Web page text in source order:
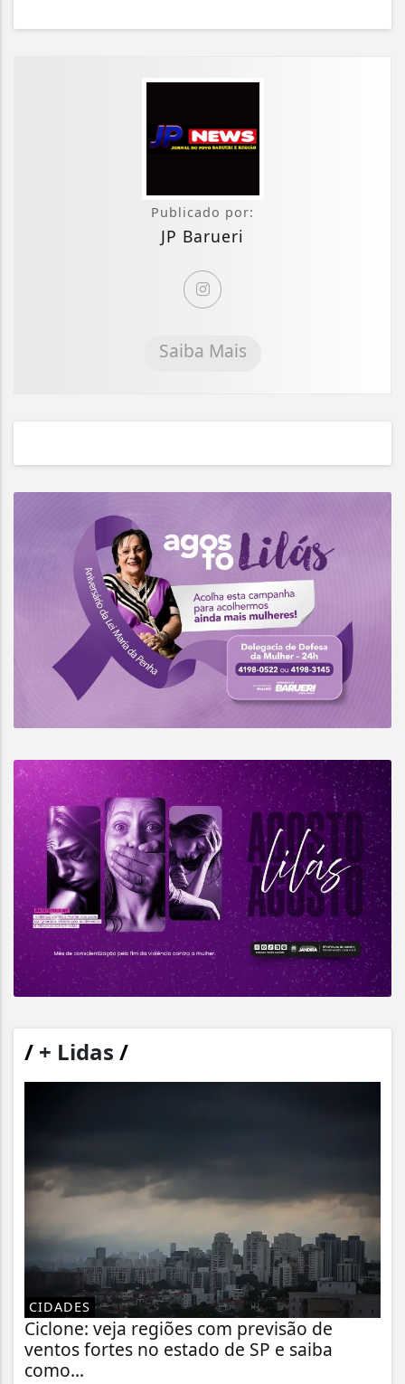
Publicado por:
JP Barueri
Saiba Mais
/ + Lidas /
CIDADES
Ciclone: veja regiões com previsão de
ventos fortes no estado de SP e saiba
como...